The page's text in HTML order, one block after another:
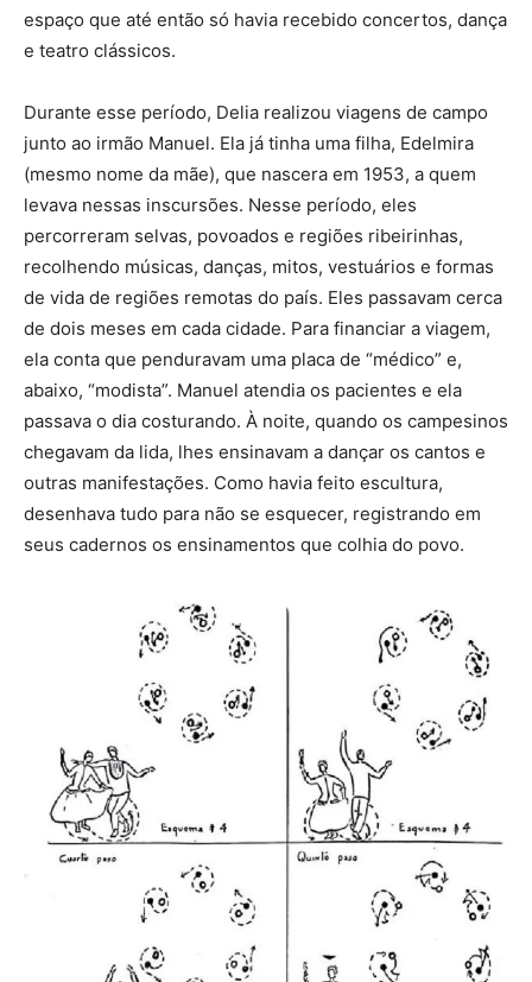
espaço que até então só havia recebido concertos, dança
e teatro clássicos.
Durante esse período, Delia realizou viagens de campo
junto ao irmão Manuel. Ela já tinha uma filha, Edelmira
(mesmo nome da mãe), que nascera em 1953, a quem
levava nessas inscursões. Nesse período, eles
percorreram selvas, povoados e regiões ribeirinhas,
recolhendo músicas, danças, mitos, vestuários e formas
de vida de regiões remotas do país. Eles passavam cerca
de dois meses em cada cidade. Para financiar a viagem,
ela conta que penduravam uma placa de “médico” e,
abaixo, “modista”. Manuel atendia os pacientes e ela
passava o dia costurando. À noite, quando os campesinos
chegavam da lida, lhes ensinavam a dançar os cantos e
outras manifestações. Como havia feito escultura,
desenhava tudo para não se esquecer, registrando em
seus cadernos os ensinamentos que colhia do povo.